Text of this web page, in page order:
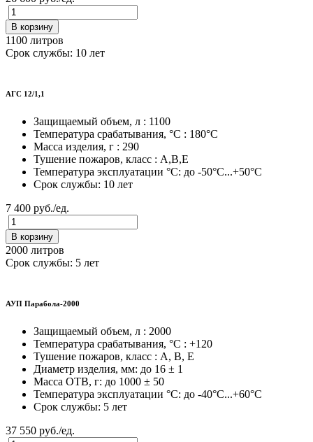
В корзину
1100 литров
Срок службы: 10 лет
АГС 12/1,1
Защищаемый объем, л : 1100
Температура срабатывания, °C : 180°С
Масса изделия, г : 290
Тушение пожаров, класс : A,B,E
Температура эксплуатации °C: до -50°C...+50°C
Срок службы: 10 лет
7 400 руб./ед.
В корзину
2000 литров
Срок службы: 5 лет
АУП Парабола-2000
Защищаемый объем, л : 2000
Температура срабатывания, °C : +120
Тушение пожаров, класс : A, B, E
Диаметр изделия, мм: до 16 ± 1
Масса ОТВ, г: до 1000 ± 50
Температура эксплуатации °C: до -40°C...+60°C
Срок службы: 5 лет
37 550 руб./ед.